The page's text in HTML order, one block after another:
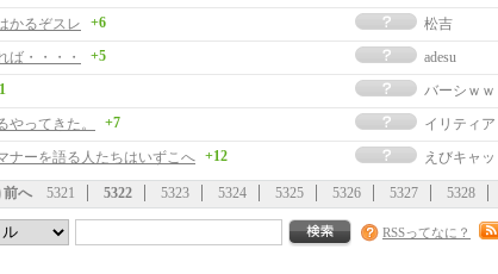
かるぞスレ
+6 松吉
ば・・・・
+5 adesu
バーシｗｗ
やってきた。
+7 イリティア
ナーを語る人たちはいずこへ +12 えびキャッ
前へ 5321 5322 5323 5324 5325 5326 5327 5328
RSSってなに？